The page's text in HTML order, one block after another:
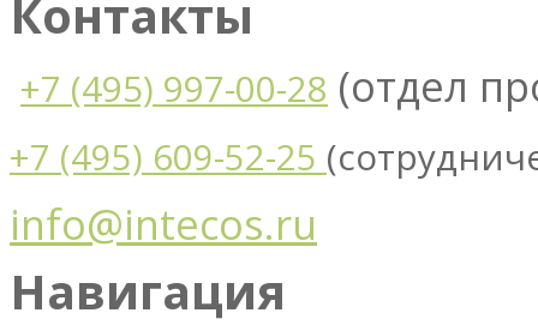
Контакты
+7 (495) 997-00-28 (отдел
+7 (495) 609-52-25
info@intecos.ru
Навигация